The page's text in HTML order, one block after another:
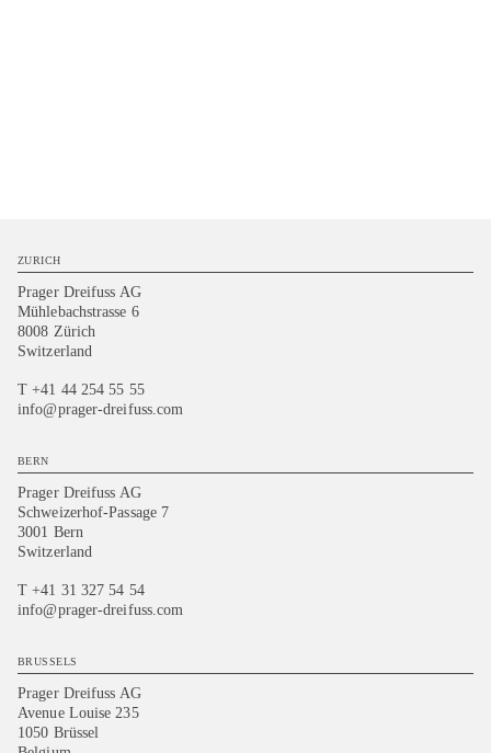
ZURICH
Prager Dreifuss AG
Mühlebachstrasse 6
8008 Zürich
Switzerland
T +41 44 254 55 55
info@prager-dreifuss.com
BERN
Prager Dreifuss AG
Schweizerhof-Passage 7
3001 Bern
Switzerland
T +41 31 327 54 54
info@prager-dreifuss.com
BRUSSELS
Prager Dreifuss AG
Avenue Louise 235
1050 Brüssel